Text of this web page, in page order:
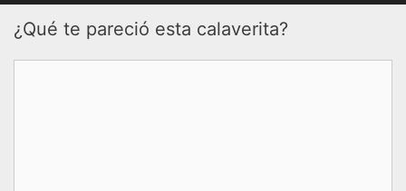
¿Qué te pareció esta calaverita?